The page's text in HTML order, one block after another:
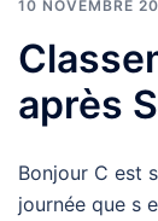
10 NOVEMBRE
après
Bonjour C est
journée que s